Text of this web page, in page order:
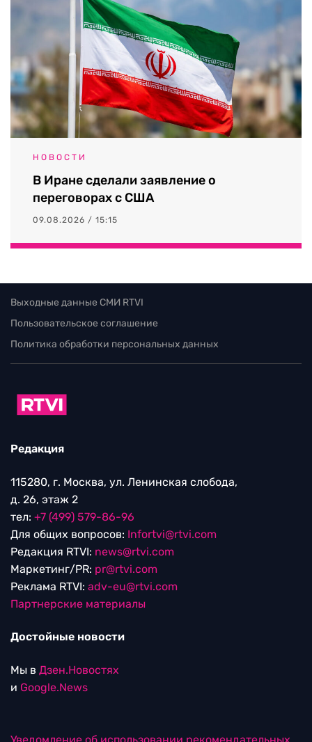
НОВОСТИ
В Иране сделали заявление о
переговорах с США
09.08.2026 / 15:15
Выходные данные СМИ RTVI
Пользовательское соглашение
Политика обработки персональных данных
Редакция
115280, г. Москва, ул. Ленинская слобода,
д. 26, этаж 2
тел: +7 (499) 579-86-96
Для общих вопросов: Infortvi@rtvi.com
Редакция RTVI: news@rtvi.com
Маркетинг/PR: pr@rtvi.com
Реклама RTVI: adv-eu@rtvi.com
Партнерские материалы
Достойные новости
Мы в Дзен.Новостях
и Google.News